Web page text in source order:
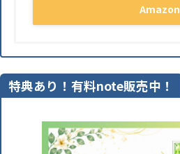
Amazon
特典あり！有料note販売中！